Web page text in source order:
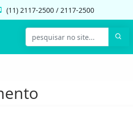
(11) 2117-2500 / 2117-2500